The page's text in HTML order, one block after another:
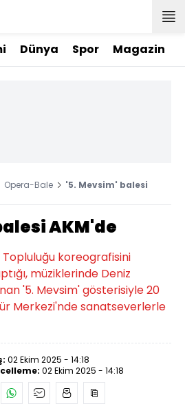
Dünya Spor Magazin
Opera-Bale
'5. Mevsim' balesi
AKM'de
koreografisini
müziklerinde Deniz
'5. Mevsim' gösterisiyle 20
Merkezi'nde sanatseverlerle
02 Ekim 2025 - 14:18
02 Ekim 2025 - 14:18